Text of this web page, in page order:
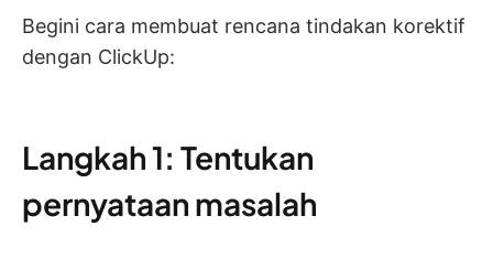
Begini cara membuat rencana tindakan korektif
dengan ClickUp:
Langkah 1: Tentukan
pernyataan masalah